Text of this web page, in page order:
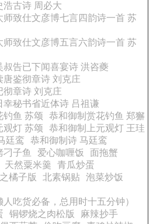
浩古诗 周必大
师致仕文彦博七言四韵诗一首 苏
师致仕文彦博五言六韵诗一首 苏
叔告已下闻喜宴诗 洪咨夔
唐鉴彻章诗 刘克庄
彻章诗 刘克庄
幸秘书省近体诗 吕祖谦
钓鱼 苏颂
恭和御制赏花钓鱼 郑獬
观灯 苏颂
恭和御制上元观灯 王珪
廷鸾
恭和御制诗 马廷鸾
刁子鱼
爱心咖喱饭
面拖蟹
天然粟米羹
青瓜炒蛋
橘子版
北素锅贴 泡菜炒饭
吃货必备，总用时十五分钟）
铜锣烧之肉松版
麻辣抄手